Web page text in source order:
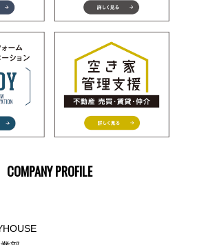
COMPANY PROFILE